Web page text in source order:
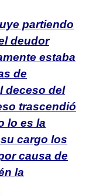
partiendo
deudor
estaba
de
deceso del
trascendió
lo es la
cargo los
causa de
la